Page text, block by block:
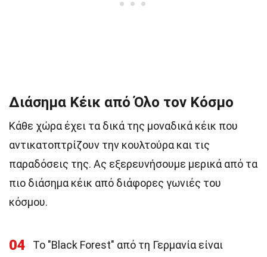
Διάσημα Κέικ από Όλο τον Κόσμο
Κάθε χώρα έχει τα δικά της μοναδικά κέικ που
αντικατοπτρίζουν την κουλτούρα και τις
παραδόσεις της. Ας εξερευνήσουμε μερικά από τα
πιο διάσημα κέικ από διάφορες γωνιές του
κόσμου.
04
Το "Black Forest" από τη Γερμανία είναι